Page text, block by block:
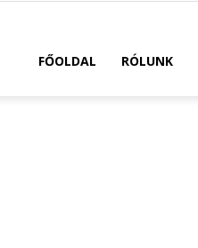
FŐOLDAL RÓLUNK